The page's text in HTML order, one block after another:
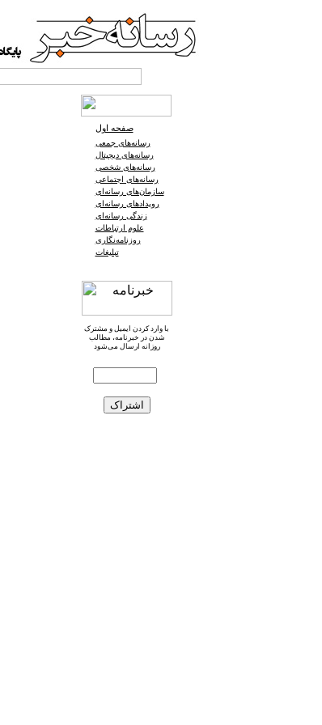
صفحه اول
رسانه‌های جمعی
رسانه‌های دیجیتال
رسانه‌های شخصی
رسانه‌های اجتماعی
سازمان‌های رسانه‌ای
رویدادهای رسانه‌ای
زندگی رسانه‌ای
علوم ارتباطات
روزنامه‌نگاری
تبلیغات
با وارد کردن ایمیل و مشترک
شدن در خبرنامه، مطالب
روزانه ارسال می‌شود